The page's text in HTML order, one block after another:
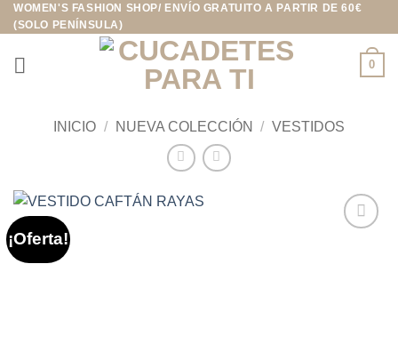
Saltar
al
contenido
WOMEN'S FASHION SHOP/ ENVÍO GRATUITO A PARTIR DE 60€
(SOLO PENÍNSULA)
0
INICIO / NUEVA COLECCIÓN / VESTIDOS
¡Oferta!